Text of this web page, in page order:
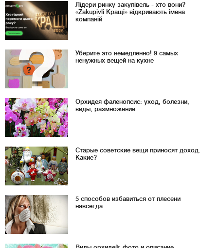
Лідери ринку закупівель - хто вони?
«Zakupivli Кращі» відкривають імена
компаній
Уберите это немедленно! 9 самых
ненужных вещей на кухне
Орхидея фаленопсис: уход, болезни,
виды, размножение
Старые советские вещи приносят доход.
Какие?
5 способов избавиться от плесени
навсегда